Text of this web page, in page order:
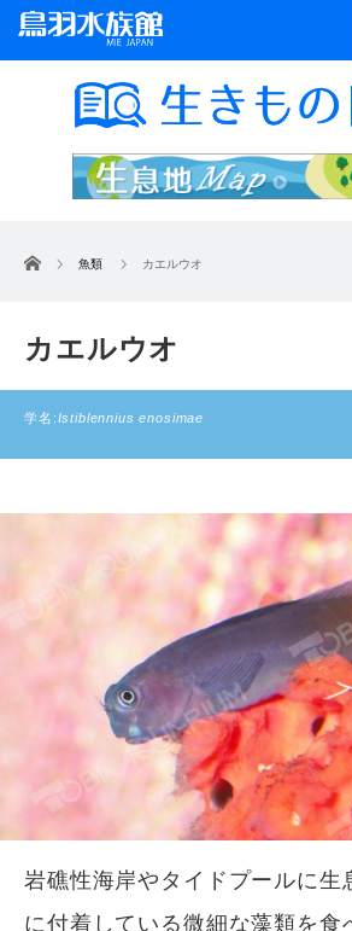
ホーム 魚類 カエルウオ
カエルウオ
学名:Istiblennius enosimae
岩礁性海岸やタイドプールに生
に付着している微細な藻類を食